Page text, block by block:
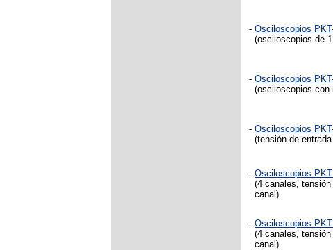
- Osciloscopios
(osciloscopios de
- Osciloscopios
(osciloscopios con
- Osciloscopios
(tensión de
- Osciloscopios
(4 canales,
canal)
- Osciloscopios
(4 canales,
canal)